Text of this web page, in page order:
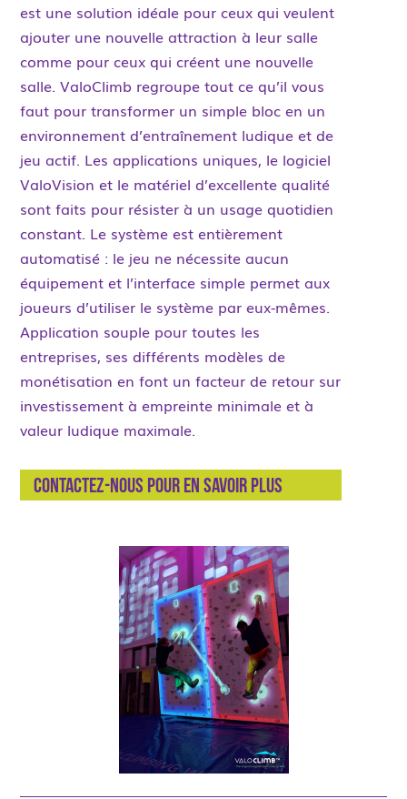
est une solution idéale pour ceux qui veulent
ajouter une nouvelle attraction à leur salle
comme pour ceux qui créent une nouvelle
salle. ValoClimb regroupe tout ce qu’il vous
faut pour transformer un simple bloc en un
environnement d’entraînement ludique et de
jeu actif. Les applications uniques, le logiciel
ValoVision et le matériel d’excellente qualité
sont faits pour résister à un usage quotidien
constant. Le système est entièrement
automatisé : le jeu ne nécessite aucun
équipement et l’interface simple permet aux
joueurs d’utiliser le système par eux-mêmes.
Application souple pour toutes les
entreprises, ses différents modèles de
monétisation en font un facteur de retour sur
investissement à empreinte minimale et à
valeur ludique maximale.
Contactez-nous pour en savoir plus